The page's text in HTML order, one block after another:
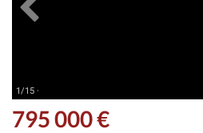
1/15 ·
795 000 €